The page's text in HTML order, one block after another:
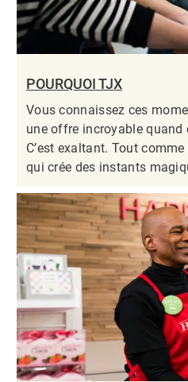
POURQUOI TJX
Vous connaissez ces
une offre incroyable quand
C’est exaltant. Tout
qui crée des instants